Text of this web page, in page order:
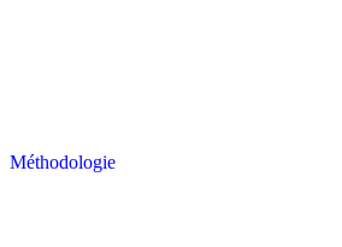
Méthodologie